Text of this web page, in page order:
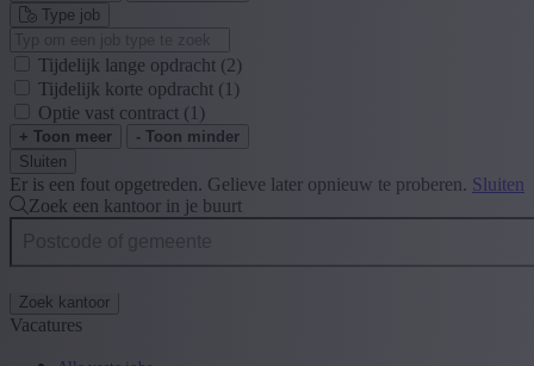
Type job
Tijdelijk lange opdracht (2)
Tijdelijk korte opdracht (1)
Optie vast contract (1)
+ Toon meer
- Toon minder
Sluiten
Er is een fout opgetreden. Gelieve later opnieuw te proberen. Sluiten
Zoek een kantoor in je buurt
Zoek kantoor
Vacatures